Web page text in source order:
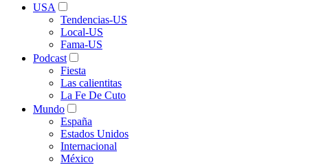
USA
Tendencias-US
Local-US
Fama-US
Podcast
Fiesta
Las calientitas
La Fe De Cuto
Mundo
España
Estados Unidos
Internacional
México